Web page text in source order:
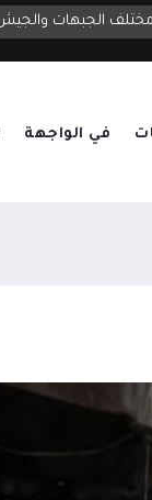
الجبهات
في الواجهة